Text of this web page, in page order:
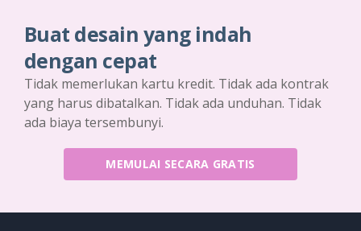
Buat desain yang indah
dengan cepat
Tidak memerlukan kartu kredit. Tidak ada kontrak
yang harus dibatalkan. Tidak ada unduhan. Tidak
ada biaya tersembunyi.
MEMULAI SECARA GRATIS